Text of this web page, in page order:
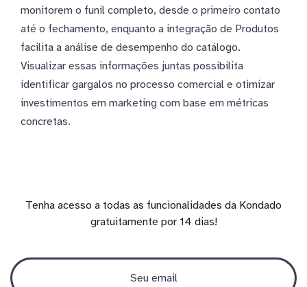
monitorem o funil completo, desde o primeiro contato
até o fechamento, enquanto a integração de Produtos
facilita a análise de desempenho do catálogo.
Visualizar essas informações juntas possibilita
identificar gargalos no processo comercial e otimizar
investimentos em marketing com base em métricas
concretas.
Tenha acesso a todas as funcionalidades da Kondado
gratuitamente por 14 dias!